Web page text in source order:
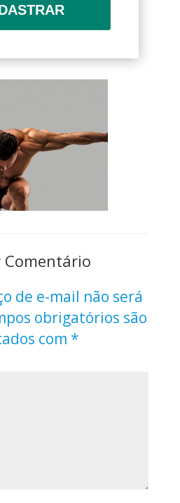
Comentário
de e-mail não será
obrigatórios são
com *